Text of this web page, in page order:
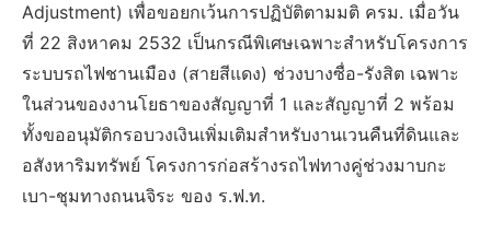
Adjustment) เพื่อขอยกเว้นการปฏิบัติตามมติ ครม. เมื่อวัน
ที่ 22 สิงหาคม 2532 เป็นกรณีพิเศษเฉพาะสำหรับโครงการ
ระบบรถไฟชานเมือง (สายสีแดง) ช่วงบางซื่อ-รังสิต เฉพาะ
ในส่วนของงานโยธาของสัญญาที่ 1 และสัญญาที่ 2 พร้อม
ทั้งขออนุมัติกรอบวงเงินเพิ่มเติมสำหรับงานเวนคืนที่ดินและ
อสังหาริมทรัพย์ โครงการก่อสร้างรถไฟทางคู่ช่วงมาบกะ
เบา-ชุมทางถนนจิระ ของ ร.ฟ.ท.